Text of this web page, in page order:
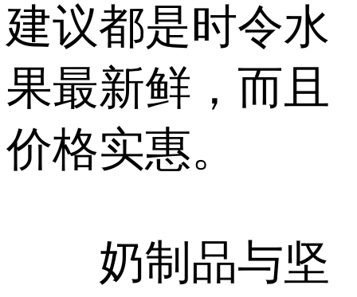
建议都是时令水
果最新鲜，而且
价格实惠。
奶制品与坚